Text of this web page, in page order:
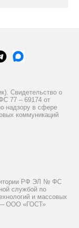
Свидетельство о
77 – 69174 от
надзору в сфере
коммуникаций
РФ ЭЛ № ФС
службой по
и массовых
— ООО «ГОСТ»